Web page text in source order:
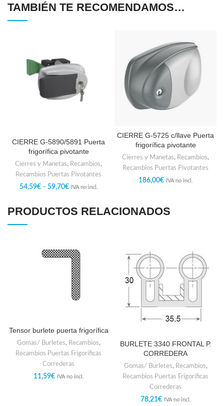
TAMBIÉN TE RECOMENDAMOS…
CIERRE G-5890/5891 Puerta
frigorífica pivotante
Cierres y Manetas, Recambios,
Recambios Puertas Pivotantes
54,59€ - 59,70€ IVA no incl.
CIERRE G-5725 c/llave Puerta
frigorífica pivotante
Cierres y Manetas, Recambios,
Recambios Puertas Pivotantes
186,00€ IVA no incl.
PRODUCTOS RELACIONADOS
Tensor burlete puerta frigorífica
Gomas/ Burletes, Recambios,
Recambios Puertas Frigoríficas
Correderas
11,59€ IVA no incl.
BURLETE 3340 FRONTAL P.
CORREDERA
Gomas/ Burletes, Recambios,
Recambios Puertas Frigoríficas
Correderas
78,21€ IVA no incl.